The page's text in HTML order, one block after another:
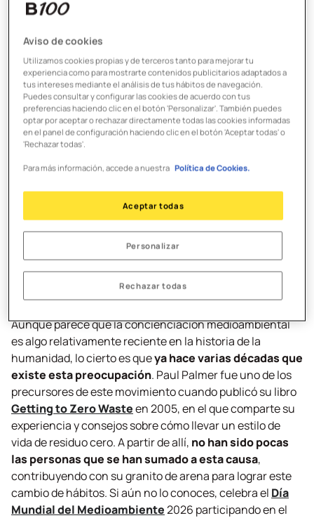
Pero, aunque en principio parece bastante sencillo,
ponerlo en práctica no es tan fácil como parece
conscientes realmente de cuánto plástico nos rodea.
Solamente con el hecho de tener que alimentarnos,
ya estamos produciendo residuos de una y otra
forma: la malla de las patatas, la cáscara de los huevos,
el paquete de la sal y el envase de aceite, y esto solo si
pensamos en hacer una tortilla. Y aunque siempre
tenemos la opción dereciclar correctamente los
porque lo que busca es no producir
desperdicios, ni uno.
Origen del movimiento
zero waste
Aunque parece que la concienciación medioambiental
es algo relativamente reciente en la historia de la
humanidad, lo cierto es queya hace varias décadas que
existe esta preocupación. Paul Palmer fue uno de los
precursores de este movimiento cuando publicó su libro
Getting to Zero Wasteen 2005, en el que comparte su
experiencia y consejos sobre cómo llevar un estilo de
vida de residuo cero. A partir de allí, no han sido pocas
las personas que se han sumado a esta causa,
contribuyendo con su granito de arena para lograr este
cambio de hábitos. Si aún no lo conoces, celebra el Día
Mundial del Medioambiente2026 participando en el
Aviso de cookies
Utilizamos cookies propias y de terceros tanto para mejorar tu
experiencia como para mostrarte contenidos publicitarios adaptados a
tus intereses mediante el análisis de tus hábitos de navegación.
Puedes consultar y configurar las cookies de acuerdo con tus
preferencias haciendo clic en el botón 'Personalizar'. También puedes
optar por aceptar o rechazar directamente todas las cookies informadas
en el panel de configuración haciendo clic en el botón 'Aceptar todas' o
'Rechazar todas'.
Para más información, accede a nuestra Política de Cookies.
Rechazar todas
Personalizar
Aceptar todas